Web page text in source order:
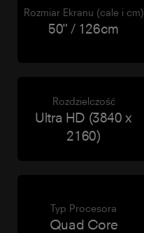
Rozmiar Ekranu (cale i cm)
50" / 126cm
Rozdzielczość
Ultra HD (3840 x
2160)
Typ Procesora
Quad Core